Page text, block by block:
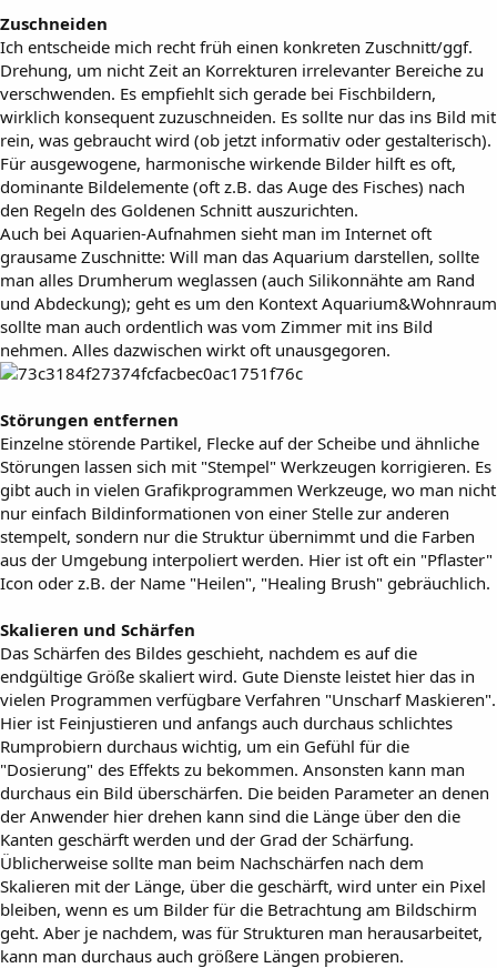
Zuschneiden
Ich entscheide mich recht früh einen konkreten Zuschnitt/ggf.
Drehung, um nicht Zeit an Korrekturen irrelevanter Bereiche zu
verschwenden. Es empfiehlt sich gerade bei Fischbildern,
wirklich konsequent zuzuschneiden. Es sollte nur das ins Bild mit
rein, was gebraucht wird (ob jetzt informativ oder gestalterisch).
Für ausgewogene, harmonische wirkende Bilder hilft es oft,
dominante Bildelemente (oft z.B. das Auge des Fisches) nach
den Regeln des Goldenen Schnitt auszurichten.
Auch bei Aquarien-Aufnahmen sieht man im Internet oft
grausame Zuschnitte: Will man das Aquarium darstellen, sollte
man alles Drumherum weglassen (auch Silikonnähte am Rand
und Abdeckung); geht es um den Kontext Aquarium&Wohnraum
sollte man auch ordentlich was vom Zimmer mit ins Bild
nehmen. Alles dazwischen wirkt oft unausgegoren.
Störungen entfernen
Einzelne störende Partikel, Flecke auf der Scheibe und ähnliche
Störungen lassen sich mit "Stempel" Werkzeugen korrigieren. Es
gibt auch in vielen Grafikprogrammen Werkzeuge, wo man nicht
nur einfach Bildinformationen von einer Stelle zur anderen
stempelt, sondern nur die Struktur übernimmt und die Farben
aus der Umgebung interpoliert werden. Hier ist oft ein "Pflaster"
Icon oder z.B. der Name "Heilen", "Healing Brush" gebräuchlich.
Skalieren und Schärfen
Das Schärfen des Bildes geschieht, nachdem es auf die
endgültige Größe skaliert wird. Gute Dienste leistet hier das in
vielen Programmen verfügbare Verfahren "Unscharf Maskieren".
Hier ist Feinjustieren und anfangs auch durchaus schlichtes
Rumprobiern durchaus wichtig, um ein Gefühl für die
"Dosierung" des Effekts zu bekommen. Ansonsten kann man
durchaus ein Bild überschärfen. Die beiden Parameter an denen
der Anwender hier drehen kann sind die Länge über den die
Kanten geschärft werden und der Grad der Schärfung.
Üblicherweise sollte man beim Nachschärfen nach dem
Skalieren mit der Länge, über die geschärft, wird unter ein Pixel
bleiben, wenn es um Bilder für die Betrachtung am Bildschirm
geht. Aber je nachdem, was für Strukturen man herausarbeitet,
kann man durchaus auch größere Längen probieren.